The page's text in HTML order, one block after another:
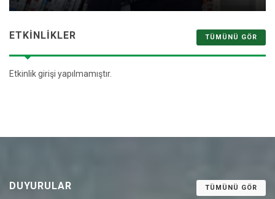
ETKINLIKLER TÜMÜNÜ GÖR
Etkinlik girişi yapılmamıştır.
DUYURULAR TÜMÜNÜ GÖR